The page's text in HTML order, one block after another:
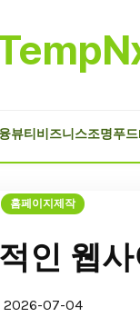
뷰티 비즈니스조명푸드
홈페이지제작
인 웹
2026-07-04